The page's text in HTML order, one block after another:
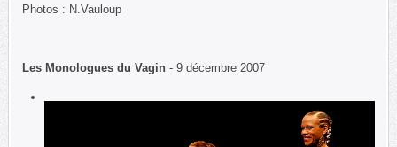
Photos : N.Vauloup
Les Monologues du Vagin - 9 décembre 2007